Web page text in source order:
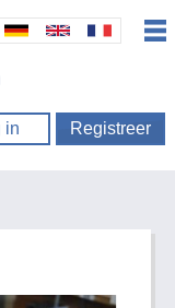
in Registreer